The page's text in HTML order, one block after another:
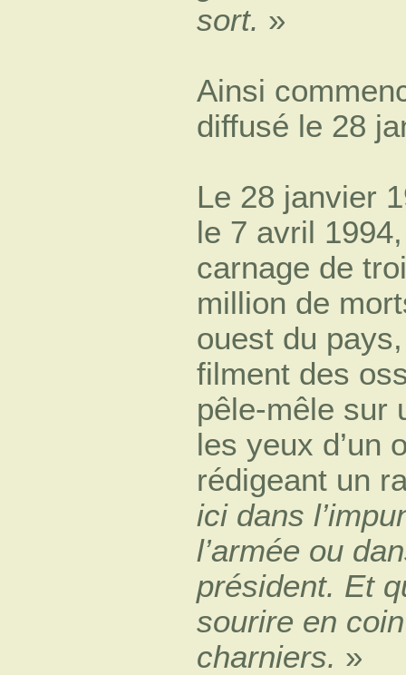
sort. »
Ainsi
diffusé le 28
Le 28 janvier
le 7 avril
carnage de
million de
ouest du
filment des
pêle-mêle sur
les yeux d’un
rédigeant un
ici dans
l’armée ou
président. Et
sourire en
charniers. »